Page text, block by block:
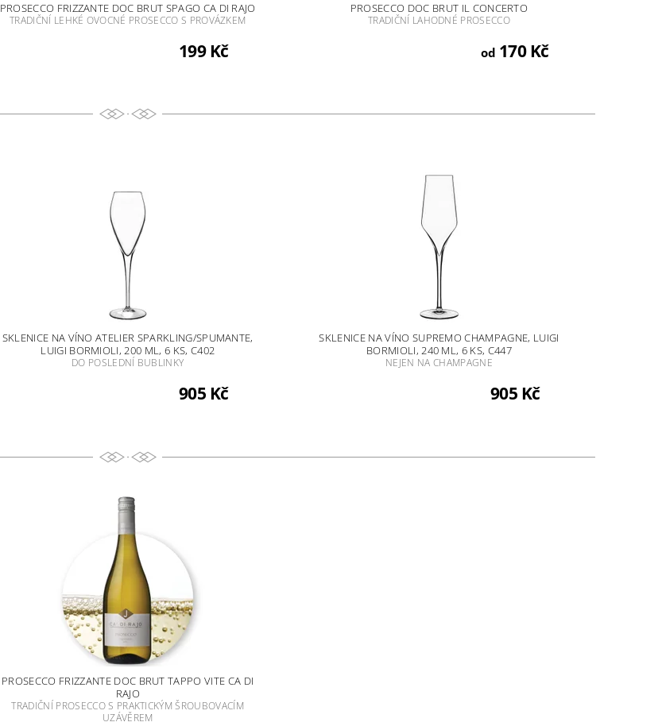
PROSECCO FRIZZANTE DOC BRUT SPAGO CA DI RAJO
TRADIČNÍ LEHKÉ OVOCNÉ PROSECCO S PROVÁZKEM
199 Kč
PROSECCO DOC BRUT IL CONCERTO
TRADIČNÍ LAHODNÉ PROSECCO
od 170 Kč
SKLENICE NA VÍNO ATELIER SPARKLING/SPUMANTE,
LUIGI BORMIOLI, 200 ML, 6 KS, C402
DO POSLEDNÍ BUBLINKY
905 Kč
SKLENICE NA VÍNO SUPREMO CHAMPAGNE, LUIGI
BORMIOLI, 240 ML, 6 KS, C447
NEJEN NA CHAMPAGNE
905 Kč
PROSECCO FRIZZANTE DOC BRUT TAPPO VITE CA DI
RAJO
TRADIČNÍ PROSECCO S PRAKTICKÝM ŠROUBOVACÍM
UZÁVĚREM